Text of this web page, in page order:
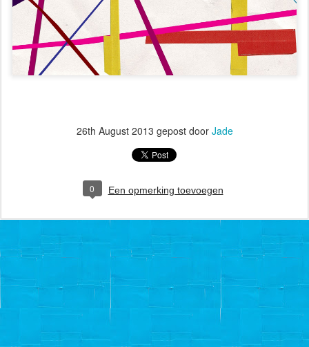
26th August 2013 gepost door Jade
0 Een opmerking toevoegen